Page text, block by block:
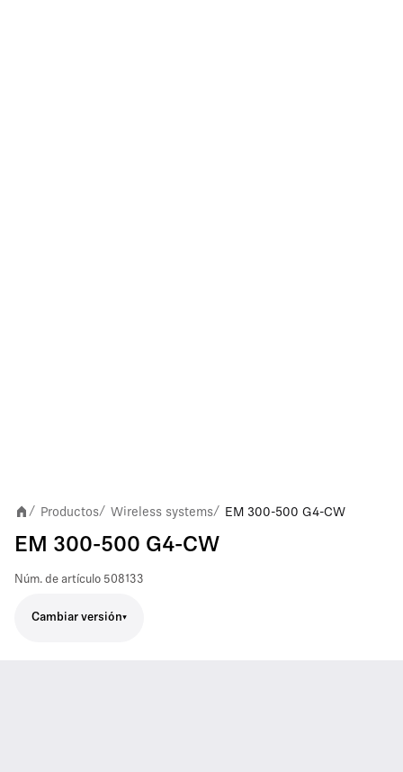
/ Productos/ Wireless systems/ EM 300-500 G4-CW
EM 300-500 G4-CW
Núm. de artículo 508133
Cambiar versión